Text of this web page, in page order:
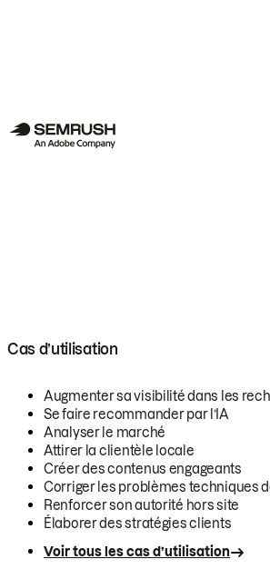
Cas d’utilisation
Augmenter sa visibilité dans les
Se faire recommander par l’IA
Analyser le marché
Attirer la clientèle locale
Créer des contenus engageants
Corriger les problèmes techniques
Renforcer son autorité hors site
Élaborer des stratégies clients
Voir tous les cas d’utilisation